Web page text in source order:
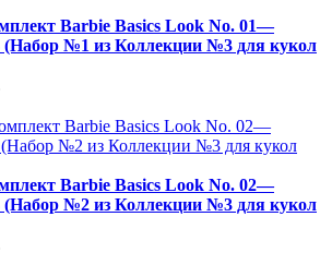
Barbie Basics Look No. 01—
(Набор №1 из Коллекции №3 для кукол
Barbie Basics Look No. 02—
(Набор №2 из Коллекции №3 для кукол